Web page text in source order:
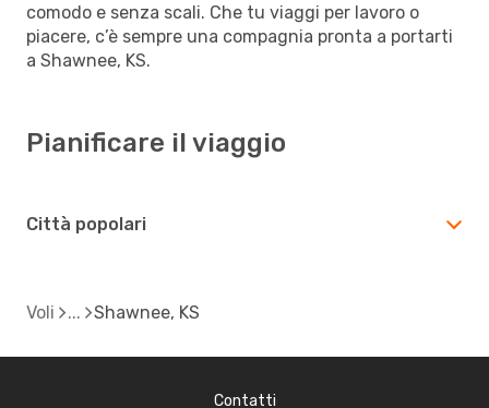
comodo e senza scali. Che tu viaggi per lavoro o
piacere, c’è sempre una compagnia pronta a portarti
a Shawnee, KS.
Pianificare il viaggio
Città popolari
Voli Shawnee, KS
Contatti